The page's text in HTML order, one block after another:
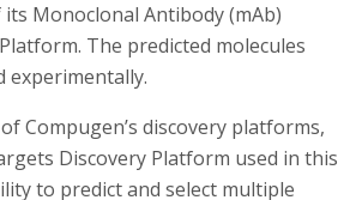
Monoclonal Antibody (mAb)
The predicted molecules
experimentally.
Compugen’s discovery platforms,
Discovery Platform used in this
to predict and select multiple